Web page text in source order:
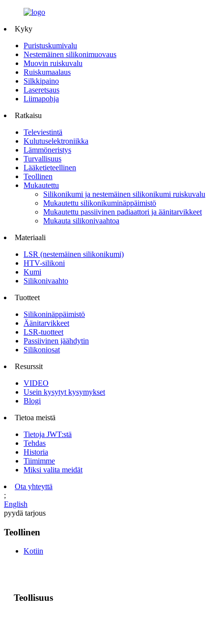
Kyky
Puristuskumivalu
Nestemäinen silikonimuovaus
Muovin ruiskuvalu
Ruiskumaalaus
Silkkipaino
Laseretsaus
Liimapohja
Ratkaisu
Televiestintä
Kulutuselektroniikka
Lämmöneristys
Turvallisuus
Lääketieteellinen
Teollinen
Mukautettu
Silikonikumi ja nestemäinen silikonikumi ruiskuvalu
Mukautettu silikonikuminäppäimistö
Mukautettu passiivinen padiaattori ja äänitarvikkeet
Mukauta silikonivaahtoa
Materiaali
LSR (nestemäinen silikonikumi)
HTV-silikoni
Kumi
Silikonivaahto
Tuotteet
Silikoninäppäimistö
Äänitarvikkeet
LSR-tuotteet
Passiivinen jäähdytin
Silikoniosat
Resurssit
VIDEO
Usein kysytyt kysymykset
Blogi
Tietoa meistä
Tietoja JWT:stä
Tehdas
Historia
Tiimimme
Miksi valita meidät
Ota yhteyttä
;
English
pyydä tarjous
Teollinen
Kotiin
Teollisuus